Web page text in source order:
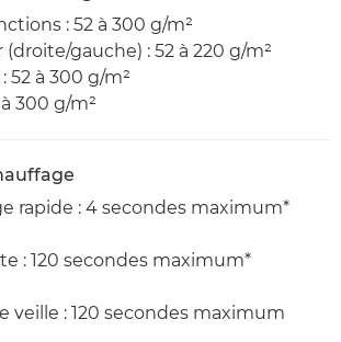
: 52 à 300 g/m²
gauche) : 52 à 220 g/m²
52 à 300 g/m²
300 g/m²
rapide : 4 secondes maximum*
: 120 secondes maximum*
veille : 120 secondes maximum